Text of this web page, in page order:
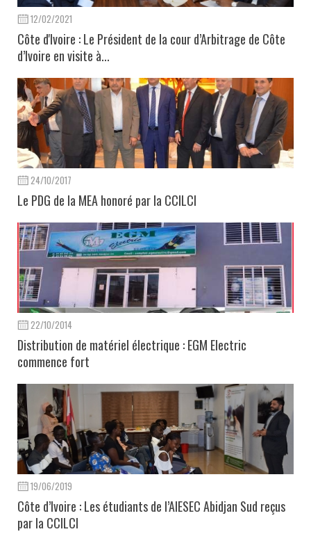
12/02/2021
Côte d'Ivoire : Le Président de la cour d’Arbitrage de Côte
d’Ivoire en visite à...
24/10/2017
Le PDG de la MEA honoré par la CCILCI
22/10/2014
Distribution de matériel électrique : EGM Electric
commence fort
19/06/2019
Côte d’Ivoire : Les étudiants de l’AIESEC Abidjan Sud reçus
par la CCILCI